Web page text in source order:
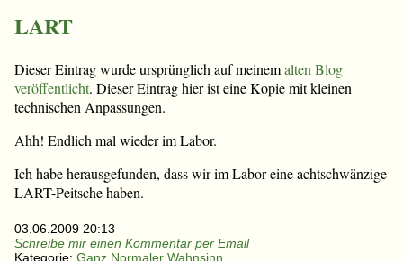
LART
Dieser Eintrag wurde ursprünglich auf meinemalten Blog
veröffentlicht. Dieser Eintrag hier ist eine Kopie mit kleinen
technischen Anpassungen.
Ahh! Endlich mal wieder im Labor.
Ich habe herausgefunden, dass wir im Labor eine achtschwänzige
LART-Peitsche haben.
03.06.2009 20:13
Schreibe mir einen Kommentar per Email
Kategorie: Ganz Normaler Wahnsinn